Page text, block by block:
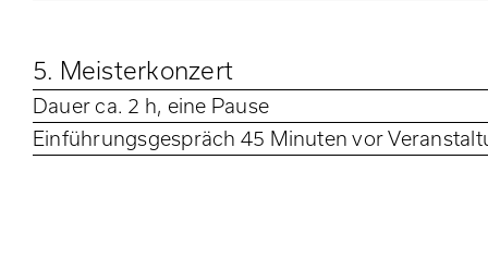
5. Meisterkonzert
Dauer ca. 2 h, eine Pause
Einführungsgespräch 45 Minuten vor